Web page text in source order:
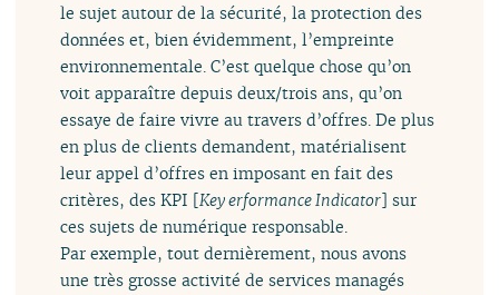
le sujet autour de la sécurité, la protection des
données et, bien évidemment, l’empreinte
environnementale. C’est quelque chose qu’on
voit apparaître depuis deux/trois ans, qu’on
essaye de faire vivre au travers d’offres. De plus
en plus de clients demandent, matérialisent
leur appel d’offres en imposant en fait des
critères, des KPI [Key erformance Indicator] sur
ces sujets de numérique responsable.
Par exemple, tout dernièrement, nous avons
une très grosse activité de services managés